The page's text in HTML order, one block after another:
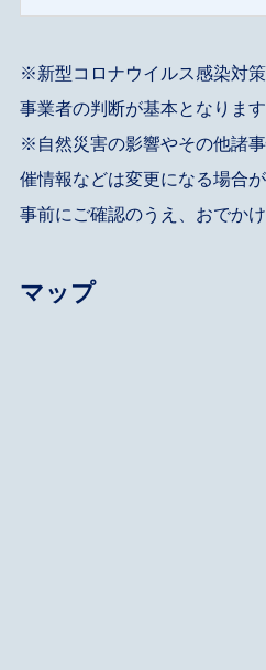
※新型コロナウイルス感染対
事業者の判断が基本となります
※自然災害の影響やその他諸
催情報などは変更になる場合
事前にご確認のうえ、おでかけ
マップ